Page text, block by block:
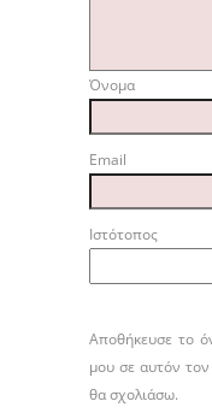
Ιστότοπος
Αποθήκευσε το
μου σε αυτόν
θα σχολιάσω.